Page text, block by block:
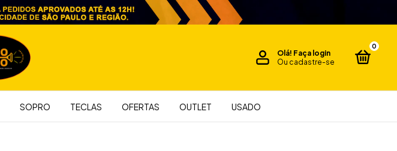
Olá! Faça login
Ou cadastre-se
0
SOPRO TECLAS OFERTAS OUTLET USADO